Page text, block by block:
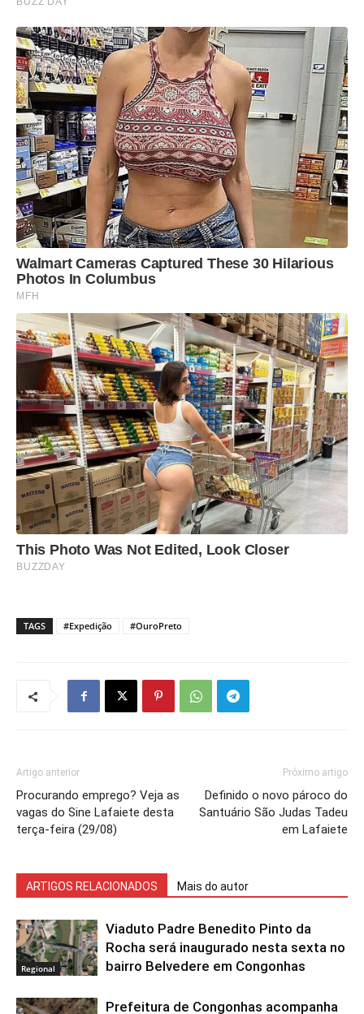
TAGS #Expedição #OuroPreto
Artigo anterior
Procurando emprego? Veja as
vagas do Sine Lafaiete desta
terça-feira (29/08)
Próximo artigo
Definido o novo pároco do
Santuário São Judas Tadeu
em Lafaiete
ARTIGOS RELACIONADOS Mais do autor
Regional
Viaduto Padre Benedito Pinto da
Rocha será inaugurado nesta sexta no
bairro Belvedere em Congonhas
Prefeitura de Congonhas acompanha